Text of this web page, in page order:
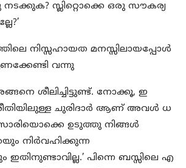
സ്ലിറ്റൊക്കെ ഒരു സൗകര്യ
നിസ്സഹായത മനസ്സിലായപ്പോള്‍
വന്നു
ശീലിച്ചിട്ടുണ്ട്. നോക്കൂ, ഇ
ചുരിദാര്‍ ആണ് അവള്‍ ധ
സാരിയൊക്കെ ഉടുത്തു നിങ്ങള്‍
നിര്‍വഹിക്കുന്ന
പിന്നെ ബസ്സിലെ എ